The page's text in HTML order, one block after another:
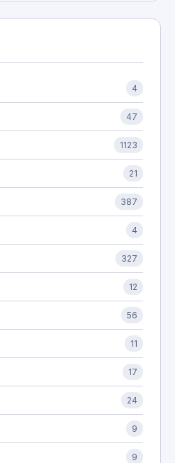
4
47
1123
21
387
4
327
12
56
11
17
24
9
9